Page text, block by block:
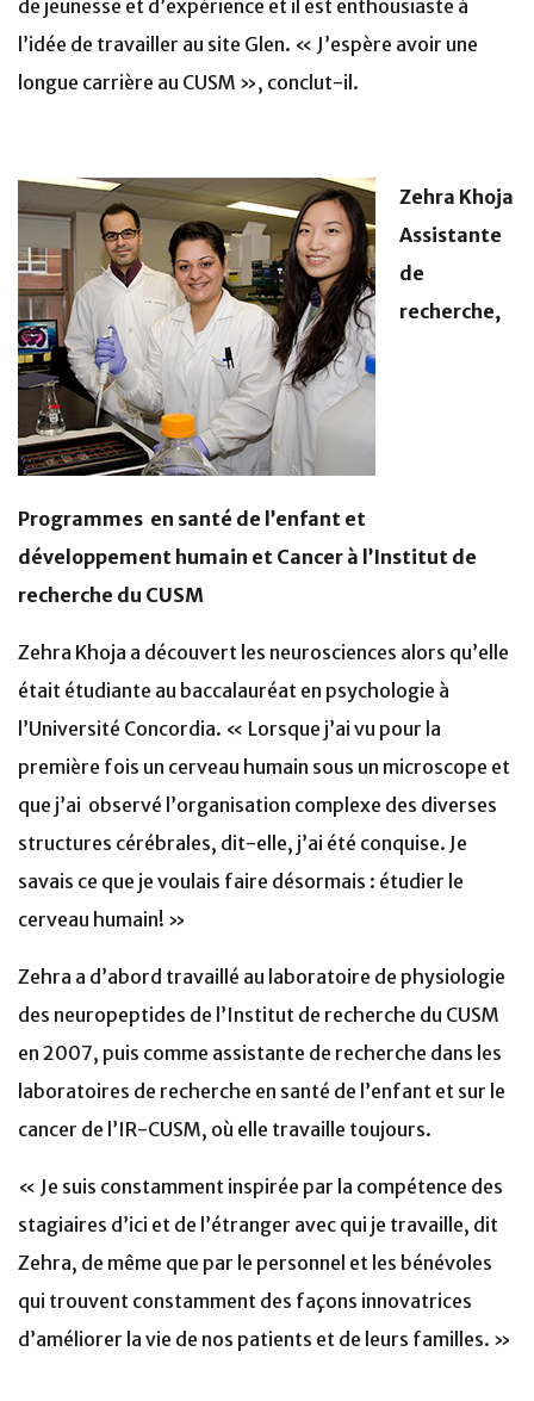
de jeunesse et d’expérience et il est enthousiaste à
l’idée de travailler au site Glen. « J’espère avoir une
longue carrière au CUSM », conclut-il.
Zehra Khoja
Assistante
de
recherche,
Programmes en santé de l’enfant et
développement humain et Cancer à l’Institut de
recherche du CUSM
Zehra Khoja a découvert les neurosciences alors qu’elle
était étudiante au baccalauréat en psychologie à
l’Université Concordia. « Lorsque j’ai vu pour la
première fois un cerveau humain sous un microscope et
que j’ai observé l’organisation complexe des diverses
structures cérébrales, dit-elle, j’ai été conquise. Je
savais ce que je voulais faire désormais : étudier le
cerveau humain! »
Zehra a d’abord travaillé au laboratoire de physiologie
des neuropeptides de l’Institut de recherche du CUSM
en 2007, puis comme assistante de recherche dans les
laboratoires de recherche en santé de l’enfant et sur le
cancer de l’IR-CUSM, où elle travaille toujours.
« Je suis constamment inspirée par la compétence des
stagiaires d’ici et de l’étranger avec qui je travaille, dit
Zehra, de même que par le personnel et les bénévoles
qui trouvent constamment des façons innovatrices
d’améliorer la vie de nos patients et de leurs familles. »